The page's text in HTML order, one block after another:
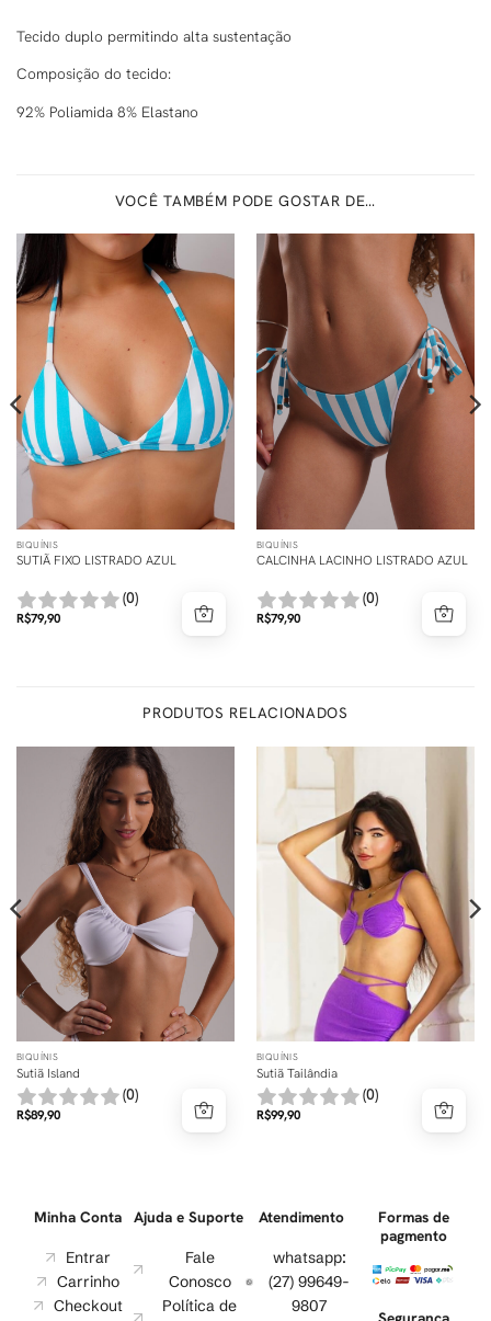
Tecido duplo permitindo alta sustentação
Composição do tecido:
92% Poliamida 8% Elastano
VOCÊ TAMBÉM PODE GOSTAR DE…
BIQUÍNIS
SUTIÃ FIXO LISTRADO AZUL
(0)
R$79,90
BIQUÍNIS
CALCINHA LACINHO LISTRADO AZUL
(0)
R$79,90
PRODUTOS RELACIONADOS
BIQUÍNIS
Sutiã Island
(0)
R$89,90
BIQUÍNIS
Sutiã Tailândia
(0)
R$99,90
Minha Conta
Entrar
Carrinho
Checkout
Ajuda e Suporte
Fale
Conosco
Política de
Atendimento
whatsapp:
(27) 99649-
9807
Formas de
pagmento